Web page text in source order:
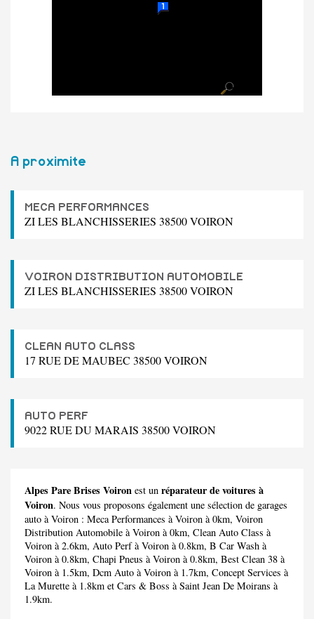
A proximite
MECA PERFORMANCES
ZI LES BLANCHISSERIES 38500 VOIRON
VOIRON DISTRIBUTION AUTOMOBILE
ZI LES BLANCHISSERIES 38500 VOIRON
CLEAN AUTO CLASS
17 RUE DE MAUBEC 38500 VOIRON
AUTO PERF
9022 RUE DU MARAIS 38500 VOIRON
Alpes Pare Brises Voiron est un réparateur de voitures à
Voiron. Nous vous proposons également une sélection de garages
auto à Voiron : Meca Performances à Voiron à 0km, Voiron
Distribution Automobile à Voiron à 0km, Clean Auto Class à
Voiron à 2.6km, Auto Perfà Voiron à 0.8km, B Car Wash à
Voiron à 0.8km, Chapi Pneus à Voiron à 0.8km, Best Clean 38 à
Voiron à 1.5km, Dcm Auto à Voiron à 1.7km, Concept Services à
La Murette à 1.8km et Cars & Boss à Saint Jean De Moirans à
1.9km.